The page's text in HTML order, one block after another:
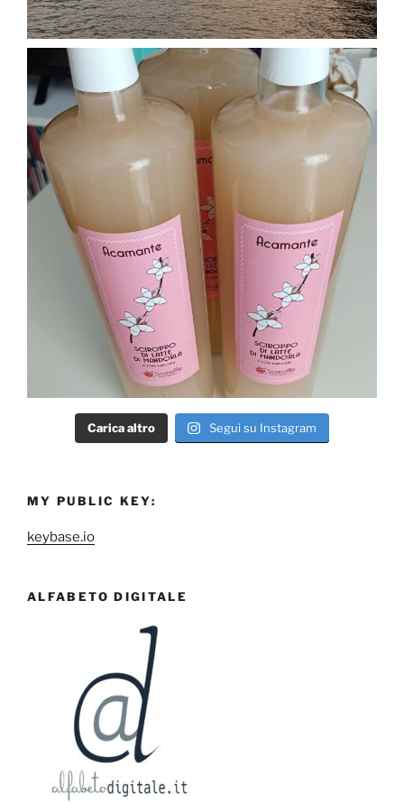
Carica altro Segui su Instagram
MY PUBLIC KEY:
keybase.io
ALFABETO DIGITALE